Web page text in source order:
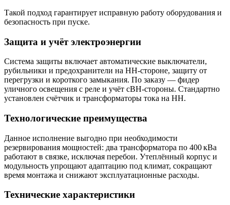
Такой подход гарантирует исправную работу оборудования и
безопасность при пуске.
Защита и учёт электроэнергии
Система защиты включает автоматические выключатели,
рубильники и предохранители на НН‑стороне, защиту от
перегрузки и короткого замыкания. По заказу — фидер
уличного освещения с реле и учёт сВН‑стороны. Стандартно
установлен счётчик и трансформаторы тока на НН.
Технологические преимущества
Данное исполнение выгодно при необходимости
резервирования мощностей: два трансформатора по 400 кВа
работают в связке, исключая перебои. Утеплённый корпус и
модульность упрощают адаптацию под климат, сокращают
время монтажа и снижают эксплуатационные расходы.
Технические характеристики